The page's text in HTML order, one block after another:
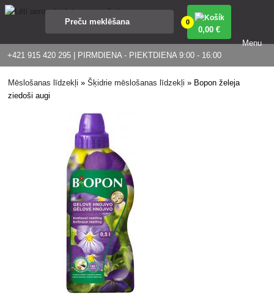
+421 915 420 295 | PIRMDIENA - PIEKTDIENA 9:00 - 16:00
0
0,00 €
Menu
Mēslošanas līdzekļi »Šķidrie mēslošanas līdzekļi » Bopon želeja
ziedoši augi